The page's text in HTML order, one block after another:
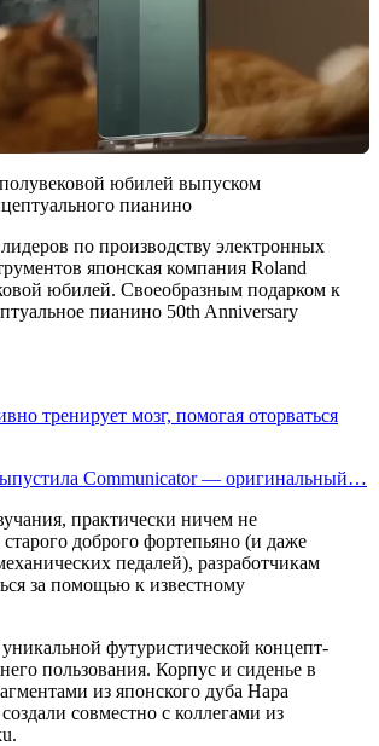
по производству электронных
японская компания Roland
юбилей. Своеобразным подарком к
пианино 50th Anniversary
тренирует мозг, помогая оторваться
Communicator — оригинальный…
практически ничем не
доброго фортепьяно (и даже
педалей), разработчикам
за помощью к известному
футуристической концепт-
пользования. Корпус и сиденье в
из японского дуба Нара
совместно с коллегами из